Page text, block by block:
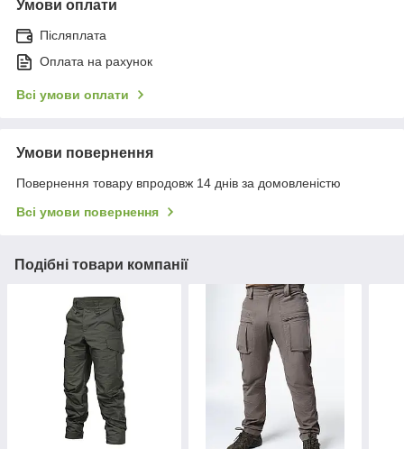
Умови оплати
Післяплата
Оплата на рахунок
Всі умови оплати
Умови повернення
Повернення товару впродовж 14 днів за домовленістю
Всі умови повернення
Подібні товари компанії